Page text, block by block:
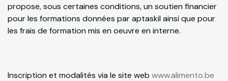
propose, sous certaines conditions, un soutien financier
pour les formations données par aptaskil ainsi que pour
les frais de formation mis en oeuvre en interne.
Inscription et modalités via le site web www.alimento.be